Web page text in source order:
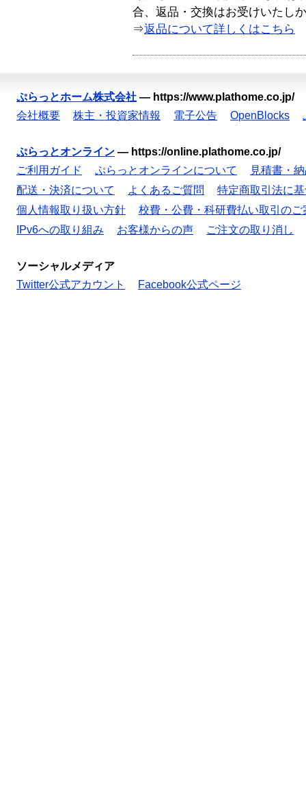
合、返品・交換はお受けいたし
⇒返品について詳しくはこちら
ぷらっとホーム株式会社 — https://www.plathome.co.jp/
会社概要
株主・投資家情報 電子公告 OpenBlocks
ぷらっとオンライン — https://online.plathome.co.jp/
ご利用ガイド
ぷらっとオンラインについて
見積書・
配送・決済について
よくあるご質問
特定商取引法に
個人情報取り扱い方針
校費・公費・科研費払い取引のご
IPv6への取り組み
お客様からの声 ご注文の取り消し
ソーシャルメディア
Twitter公式アカウント
Facebook公式ページ